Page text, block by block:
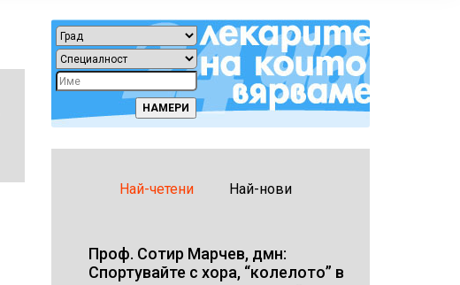
Най-четени Най-нови
Проф. Сотир Марчев, дмн:
Спортувайте с хора, “колелото” в